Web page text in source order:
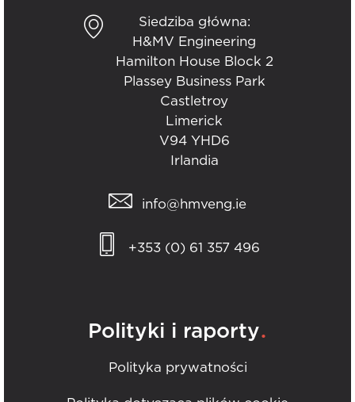
Siedziba główna:
H&MV Engineering
Hamilton House Block 2
Plassey Business Park
Castletroy
Limerick
V94 YHD6
Irlandia
info@hmveng.ie
+353 (0) 61 357 496
Polityki i raporty.
Polityka prywatności